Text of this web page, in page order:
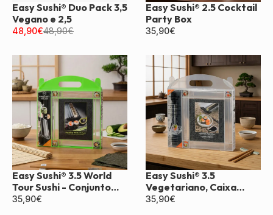
Easy Sushi® Duo Pack 3,5
Vegano e 2,5
48,90€48,90€
Easy Sushi® 2.5 Cocktail
Party Box
35,90€
Easy Sushi® 3.5 World
Tour Sushi - Conjunto
para Presente
35,90€
Easy Sushi® 3.5
Vegetariano, Caixa
Vegana
35,90€